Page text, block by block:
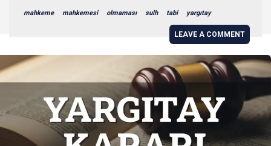
mahkeme mahkemesi olmaması sulh tabi yargıtay
LEAVE A COMMENT